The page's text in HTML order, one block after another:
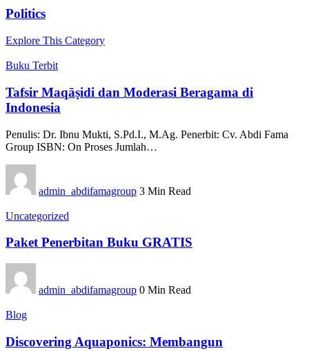
Politics
Explore This Category
Buku Terbit
Tafsir Maqāṣidi dan Moderasi Beragama di
Indonesia
Penulis: Dr. Ibnu Mukti, S.Pd.I., M.Ag. Penerbit: Cv. Abdi Fama
Group ISBN: On Proses Jumlah…
admin_abdifamagroup 3 Min Read
Uncategorized
Paket Penerbitan Buku GRATIS
admin_abdifamagroup 0 Min Read
Blog
Discovering Aquaponics: Membangun